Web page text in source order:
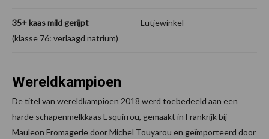
35+ kaas mild gerijpt
(klasse 76: verlaagd natrium)
Lutjewinkel
Wereldkampioen
De titel van wereldkampioen 2018 werd toebedeeld aan een
harde schapenmelkkaas Esquirrou, gemaakt in Frankrijk bij
Mauleon Fromagerie door Michel Touyarou en geïmporteerd door